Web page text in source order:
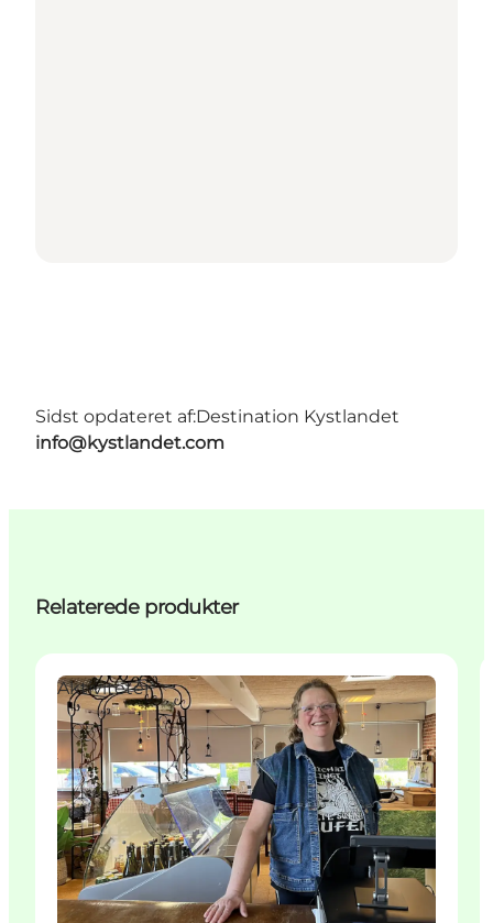
Sidst opdateret af:Destination Kystlandet
info@kystlandet.com
Relaterede produkter
Aktiviteter